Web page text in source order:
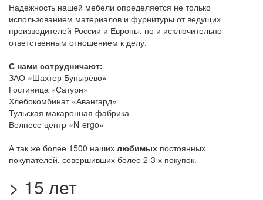
Надежность нашей мебели определяется не только
использованием материалов и фурнитуры от ведущих
производителей России и Европы, но и исключительно
ответственным отношением к делу.
С нами сотрудничают:
ЗАО «Шахтер Бунырёво»
Гостиница «Сатурн»
Хлебокомбинат «Авангард»
Тульская макаронная фабрика
Велнесс-центр «N-ergo»
А так же более 1500 наших любимых постоянных
покупателей, совершивших более 2-3 х покупок.
> 15 лет